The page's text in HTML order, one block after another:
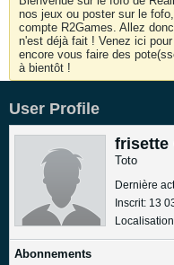
nos jeux ou poster sur le
compte R2Games. Allez
n'est déjà fait ! Venez ici
encore vous faire des
à bientôt !
User Profile
frisette
Toto
Dernière
Inscrit: 13
Abonnements